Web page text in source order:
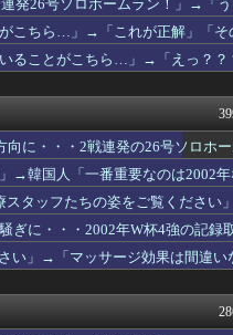
ップ！←「我々は...
海外
り話題に！」→「...
世界
・・・」
コリ
？いいえ。広いの...
カーだった！
育った人が今も...
Ask
を襲う降灰と日本...
感動
、再選挙しろ！」
韓国
世界
ン！
はろ
奮！（海外の反応...
海外
三振率＆四球...
マニ
となる」
ハウ
ームラン！...
海
発26号ソロホームラン！」→「
こちら…」→「これが正解」「
ることがこちら…」→「えっ？？
向に・・・2戦連発の26号ソロ
】→韓国人「一番重要なのは2002
タッフたちの姿をご覧ください
はなく韓国の医療関係者も同じ
ぎに・・・2002年W杯4強の記
た国格をサッカー選手が足で蹴り
い」→「マッサージ効果は間違